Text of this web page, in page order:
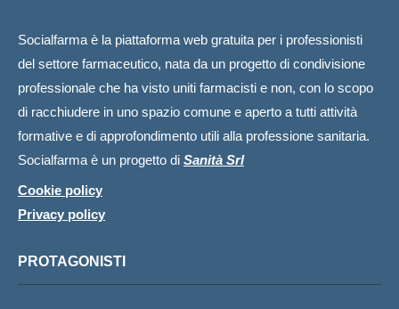
Socialfarma è la piattaforma web gratuita per i professionisti
del settore farmaceutico, nata da un progetto di condivisione
professionale che ha visto uniti farmacisti e non, con lo scopo
di racchiudere in uno spazio comune e aperto a tutti attività
formative e di approfondimento utili alla professione sanitaria.
Socialfarma è un progetto di Sanità Srl
Cookie policy
Privacy policy
PROTAGONISTI